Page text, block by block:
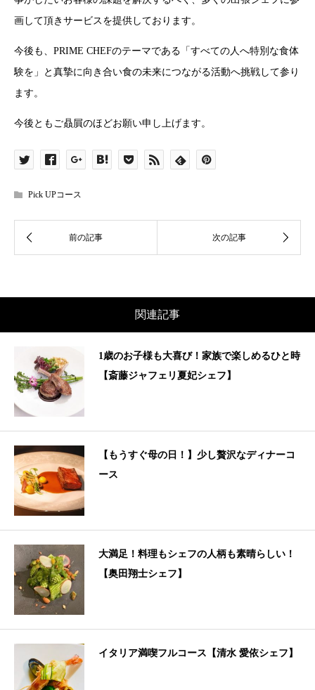
画して頂きサービスを提供しております。
今後も、PRIME CHEFのテーマである「すべての人へ特別な食体
験を」と真摯に向き合い食の未来につながる活動へ挑戦して参り
ます。
今後ともご贔屓のほどお願い申し上げます。
Pick UPコース
関連記事
1歳のお子様も大喜び！家族で楽しめるひと時
【斎藤ジャフェリ夏妃シェフ】
【もうすぐ母の日！】少し贅沢なディナーコ
ース
大満足！料理もシェフの人柄も素晴らしい！
【奥田翔士シェフ】
イタリア満喫フルコース【清水 愛依シェフ】